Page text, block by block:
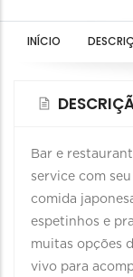
INÍCIO
Bar e
service com
comida
espetinhos e
muitas opções
vivo para